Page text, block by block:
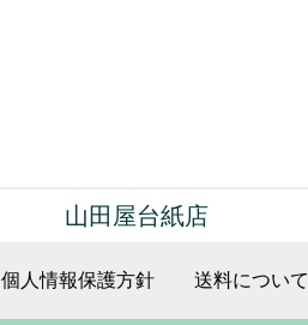
山田屋台紙店
個人情報保護方針 送料について